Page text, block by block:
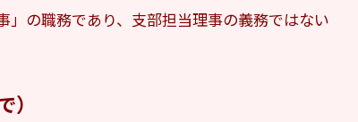
」の職務であり、支部担当理事の義務ではない
）